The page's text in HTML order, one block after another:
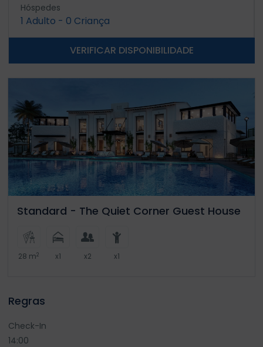
Hóspedes
1 Adulto - 0 Criança
VERIFICAR DISPONIBILIDADE
Standard - The Quiet Corner Guest House
28 m2 x1 x2 x1
Regras
Check-In
14:00